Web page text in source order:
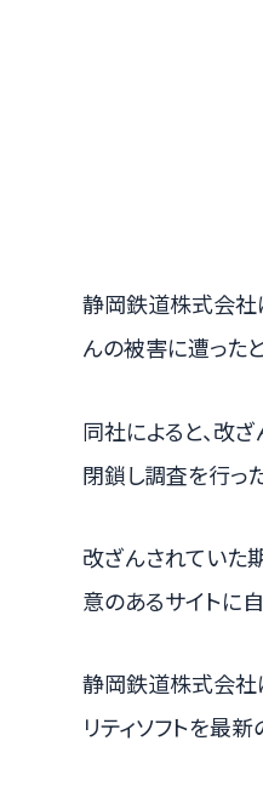
静岡鉄道株式会社
んの被害に遭った
同社によると、改
閉鎖し調査を行っ
改ざんされていた
意のあるサイトに
静岡鉄道株式会社
リティソフトを最